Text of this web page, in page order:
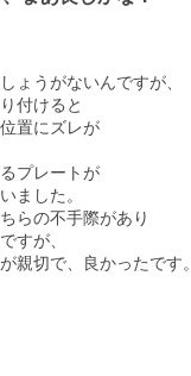
ょうがないんですが、
付けると
置にズレが
プレートが
ました。
らの不手際があり
すが、
親切で、良かったです。